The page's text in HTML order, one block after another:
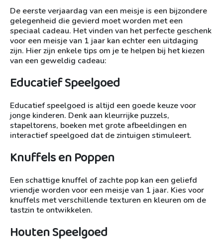
De eerste verjaardag van een meisje is een bijzondere
gelegenheid die gevierd moet worden met een
speciaal cadeau. Het vinden van het perfecte geschenk
voor een meisje van 1 jaar kan echter een uitdaging
zijn. Hier zijn enkele tips om je te helpen bij het kiezen
van een geweldig cadeau:
Educatief Speelgoed
Educatief speelgoed is altijd een goede keuze voor
jonge kinderen. Denk aan kleurrijke puzzels,
stapeltorens, boeken met grote afbeeldingen en
interactief speelgoed dat de zintuigen stimuleert.
Knuffels en Poppen
Een schattige knuffel of zachte pop kan een geliefd
vriendje worden voor een meisje van 1 jaar. Kies voor
knuffels met verschillende texturen en kleuren om de
tastzin te ontwikkelen.
Houten Speelgoed